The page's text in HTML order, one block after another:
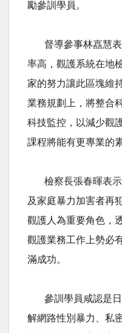
勵參訓學員。
督導參事林嚞慧表
率高，觀護系統在地
家的努力讓此區塊維
業務規劃上，將整合
科技監控，以減少觀
課程將能有更專業的
檢察長張春暉表示
及家庭暴力加害者再
觀護人為重要角色，
觀護業務工作上勢必
滿成功。
參訓學員咸認是日
解網路性別暴力、私